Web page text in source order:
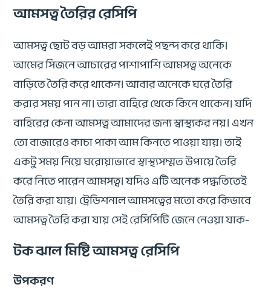
আমসত্ব তৈরির রেসিপি
আমসত্ব ছোট বড় আমরা সকলেই পছন্দ করে থাকি।
আমের সিজনে আচারের পাশাপাশি আমসত্ব অনেকে
বাড়িতে তৈরি করে থাকেন। আবার অনেকে ঘরে তৈরি
করার সময় পান না। তারা বাহিরে থেকে কিনে থাকেন। যদি
বাহিরের কেনা আমসত্ব আমাদের জন্য স্বাস্থ্যকর নয়। এখন
তো বাজারেও কাচা পাকা আম কিনতে পাওয়া যায়। তাই
একটু সময় নিয়ে ঘরোয়াভাবে স্বাস্থ্যসম্মত উপায়ে তৈরি
করে নিতে পারেন আমসত্ব। যদিও এটি অনেক পদ্ধতিতেই
তৈরি করা যায়। ট্রেডিশনাল আমসত্বের মতো করে কিভাবে
আমসত্ব তৈরি করা যায় সেই রেসিপিটি জেনে নেওয়া যাক-
টক ঝাল মিষ্টি আমসত্ব রেসিপি
উপকরণ